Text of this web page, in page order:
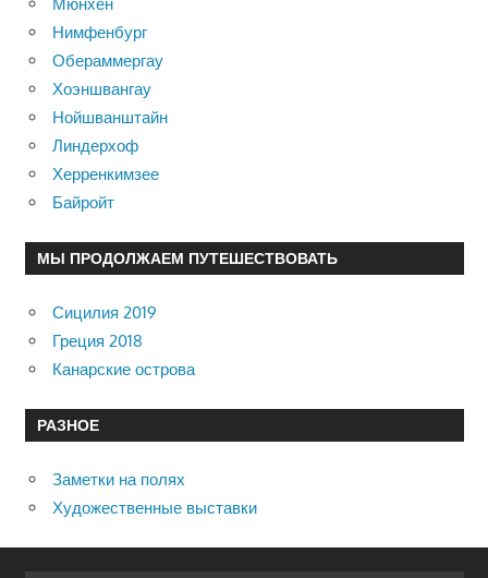
Нимфенбург
Обераммергау
Хоэншвангау
Нойшванштайн
Линдерхоф
Херренкимзее
Байройт
МЫ ПРОДОЛЖАЕМ ПУТЕШЕСТВОВАТЬ
Сицилия 2019
Греция 2018
Канарские острова
РАЗНОЕ
Заметки на полях
Художественные выставки